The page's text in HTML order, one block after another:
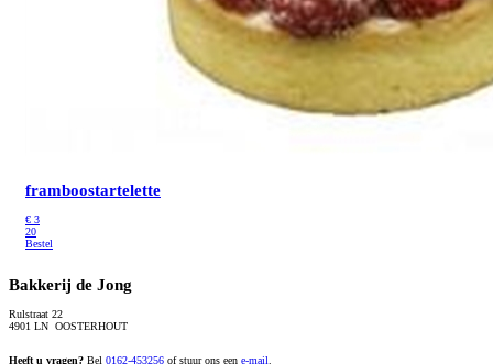
framboostartelette
€ 3
20
Bestel
Bakkerij de Jong
Rulstraat 22
4901 LN OOSTERHOUT
Heeft u vragen? Bel 0162-453256 of stuur ons een e-mail.